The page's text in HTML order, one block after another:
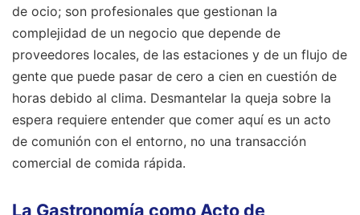
de ocio; son profesionales que gestionan la
complejidad de un negocio que depende de
proveedores locales, de las estaciones y de un flujo de
gente que puede pasar de cero a cien en cuestión de
horas debido al clima. Desmantelar la queja sobre la
espera requiere entender que comer aquí es un acto
de comunión con el entorno, no una transacción
comercial de comida rápida.
La Gastronomía como Acto de